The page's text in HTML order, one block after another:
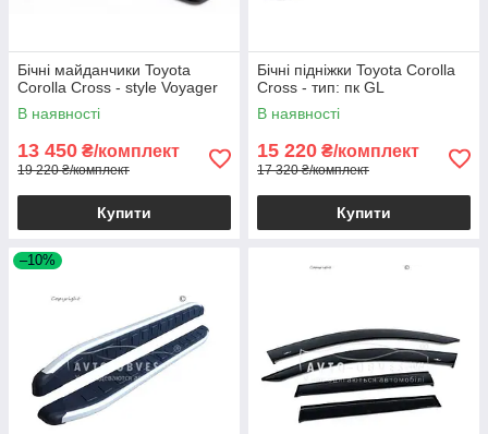
Бічні майданчики Toyota
Corolla Cross - style Voyager
В наявності
13 450 ₴/комплект
19 220 ₴/комплект
Купити
Бічні підніжки Toyota Corolla
Cross - тип: пк GL
В наявності
15 220 ₴/комплект
17 320 ₴/комплект
Купити
–10%